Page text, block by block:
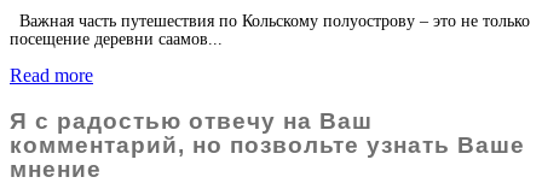
Важная часть путешествия по Кольскому полуострову – это не только
посещение деревни саамов...
Read more
Я с радостью отвечу на Ваш
комментарий, но позвольте узнать Ваше
мнение